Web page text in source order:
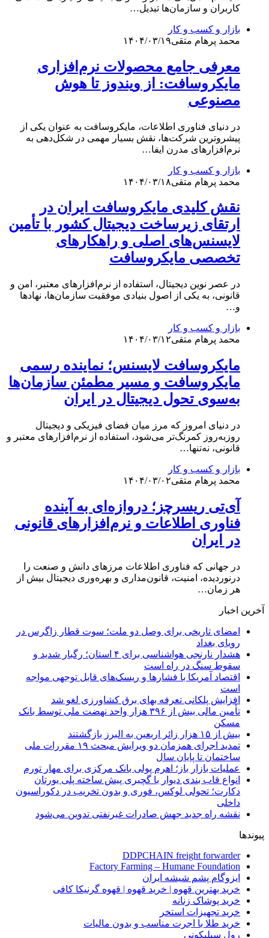
کاربران و سازمان‌ها تبدیل…
بازار و کسب و کار
محمد پرهام متقی۱۴۰۴/۰۳/۱۹
معرفی جامع محصولات نرم‌افزاری
مایکروسافت: از ویندوز تا هوش
مصنوعی
در دنیای فناوری اطلاعات، مایکروسافت به عنوان یکی از
پیشروترین شرکت‌ها، نقش بسیار مهمی در شکل‌دهی به
نرم‌افزارهای مدرن ایفا…
بازار و کسب و کار
محمد پرهام متقی۱۴۰۴/۰۳/۱۸
نقش کلیدی مایکروسافت ایران در
ارتقای زیرساخت دیجیتال کشور با تأمین
لایسنس‌های اصلی و راهکارهای
تخصصی مایکروسافت
در عصر نوین دیجیتال، استفاده از نرم‌افزارهای معتبر، امن و
قانونی، به یکی از اصول بنیادی موفقیت سازمان‌ها، نهادها
و…
بازار و کسب و کار
محمد پرهام متقی۱۴۰۴/۰۳/۱۲
مایکروسافت لایسنس؛ نماینده رسمی
مایکروسافت و مسیر مطمئن سازمان‌ها
به‌سوی تحول دیجیتال در ایران
در دنیای امروز که مرز میان فضای فیزیکی و دیجیتال
روزبه‌روز کمرنگ‌تر می‌شود، استفاده از نرم‌افزارهای معتبر و
قانونی، نه‌تنها…
بازار و کسب و کار
محمد پرهام متقی۱۴۰۴/۰۳/۰۲
آی‌تی ریسرچز؛ دروازه‌ای به آینده
فناوری اطلاعات و نرم‌افزارهای قانونی
در ایران
در جهانی که فناوری اطلاعات مرزهای دانش و صنعت را
درنوردیده، امنیت، قانون‌مداری و بهره‌وری دیجیتال بیش از
هر زمان…
آخرین اخبار
امضای تاریخی برای وصل دو ملت؛ سوت قطار زاگرس در
رویای بغداد
هشدار نارنجی هواشناسی برای ۴ استان؛ رگبار شدید و
سقوط سنگ در راه است
اقتصاد آمریکا با فشارها و ریسک‌های قابل توجهی مواجه
است
افزایش پلکانی تعرفه بهای برق کشاورزی لغو شد
تأمین مالی بیش از ۳۹۶ هزار واحد نهضت ملی توسط بانک
مسکن
بیش از ۱۵ هزار زائر اربعین به البرز بازگشتند
تمدید اجرای همزمان دو ویرایش مبحث ۱۹ مقررات ملی
ساختمان تا پایان سال
عملیات بازار باز؛ اهرم پولی بانک مرکزی برای مهار تورم
انواع قاب بندی دیوار با گچبری پیش ساخته پلی یورتان
دکارت؛ تحولی لوکس، فوری و بدون تخریب در دکوراسیون
داخلی
نقشه راه جدید جهش صادرات غیرنفتی تدوین می‌شود
پیوندها
DDPCHAIN freight forwarder
Factory Farming – Humane Foundation
ایزوگام پشم شیشه ایران
خرید بهترین قهوه | خرید قهوه | قهوه گرنیکا کافی
خرید پوشاک زنانه
خرید تجهیزات استخر
خرید طلا با اجرت مناسب و بدون مالیات
رول سیلیکونی